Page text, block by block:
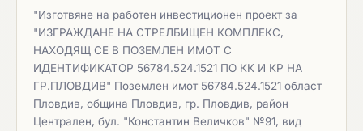
"Изготвяне на работен инвестиционен проект за
"ИЗГРАЖДАНЕ НА СТРЕЛБИЩЕН КОМПЛЕКС,
НАХОДЯЩ СЕ В ПОЗЕМЛЕН ИМОТ С
ИДЕНТИФИКАТОР 56784.524.1521 ПО КК И КР НА
ГР.ПЛОВДИВ" Поземлен имот 56784.524.1521 област
Пловдив, община Пловдив, гр. Пловдив, район
Централен, бул. "Константин Величков" №91, вид